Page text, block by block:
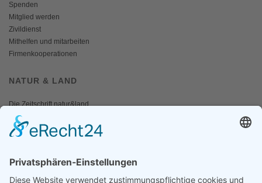
Spenden
Mitglied werden
Zivildienst
Mithelfen und mitarbeiten
Firmenkooperationen
NATUR & LAND
Die Zeitschrift natur&land
Archiv
Mediadaten
Fotos und Logos